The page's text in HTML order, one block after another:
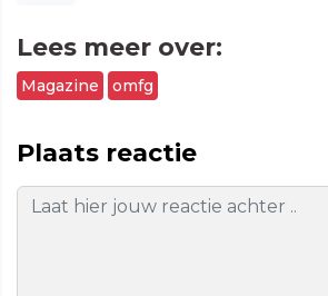
Lees meer over:
Magazine omfg
Plaats reactie